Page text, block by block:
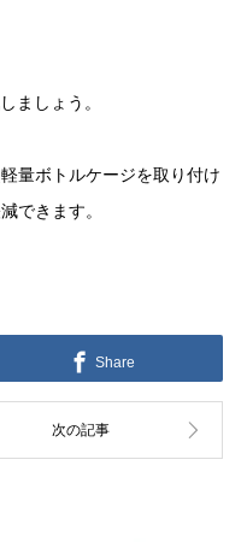
ましょう。
量ボトルケージを取り付け
できます。
Share